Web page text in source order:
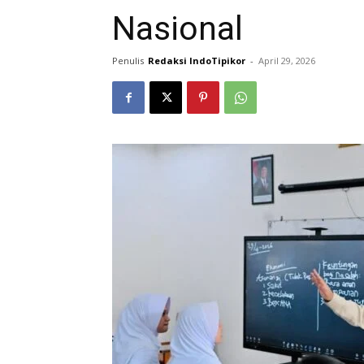
Nasional
Penulis Redaksi IndoTipikor - April 29, 2026